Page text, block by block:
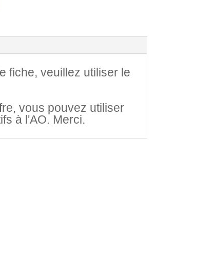
fiche, veuillez utiliser le
vous pouvez utiliser
à l'AO. Merci.